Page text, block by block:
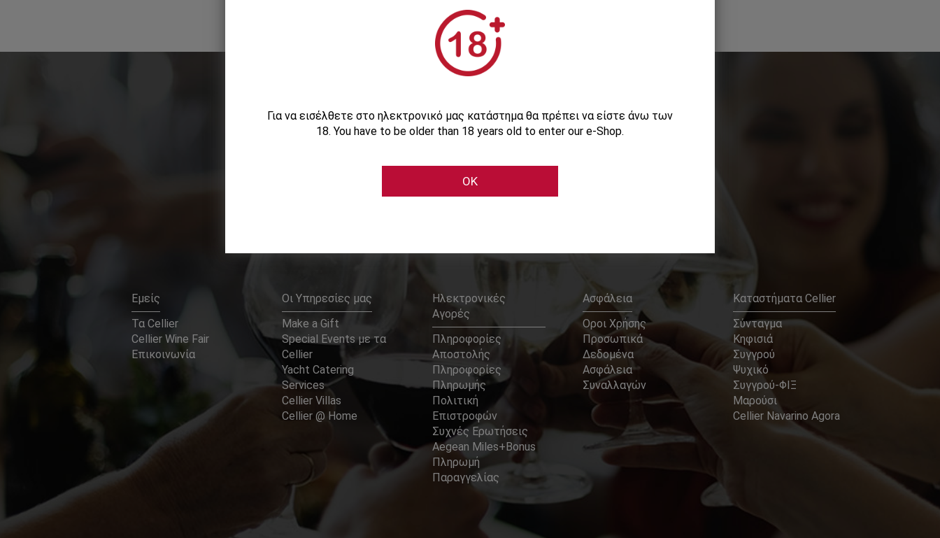
Εγγραφείτε στο Newsletter μας
Εμείς
Τα Cellier
Cellier Wine Fair
Επικοινωνία
Οι Υπηρεσίες μας
Make a Gift
Special Events με τα
Cellier
Yacht Catering
Services
Cellier Villas
Cellier @ Home
Ηλεκτρονικές
Αγορές
Πληροφορίες
Αποστολής
Πληροφορίες
Πληρωμής
Πολιτική
Επιστροφών
Συχνές Ερωτήσεις
Aegean Miles+Bonus
Πληρωμή
Παραγγελίας
Ασφάλεια
Οροι Χρήσης
Προσωπικά
Δεδομένα
Ασφάλεια
Συναλλαγών
Καταστήματα Cellier
Σύνταγμα
Κηφισιά
Συγγρού
Ψυχικό
Συγγρού-ΦΙΞ
Μαρούσι
Cellier Navarino Agora
Για να εισέλθετε στο ηλεκτρονικό μας κατάστημα θα πρέπει να είστε άνω των
18. You have to be older than 18 years old to enter our e-Shop.
OK